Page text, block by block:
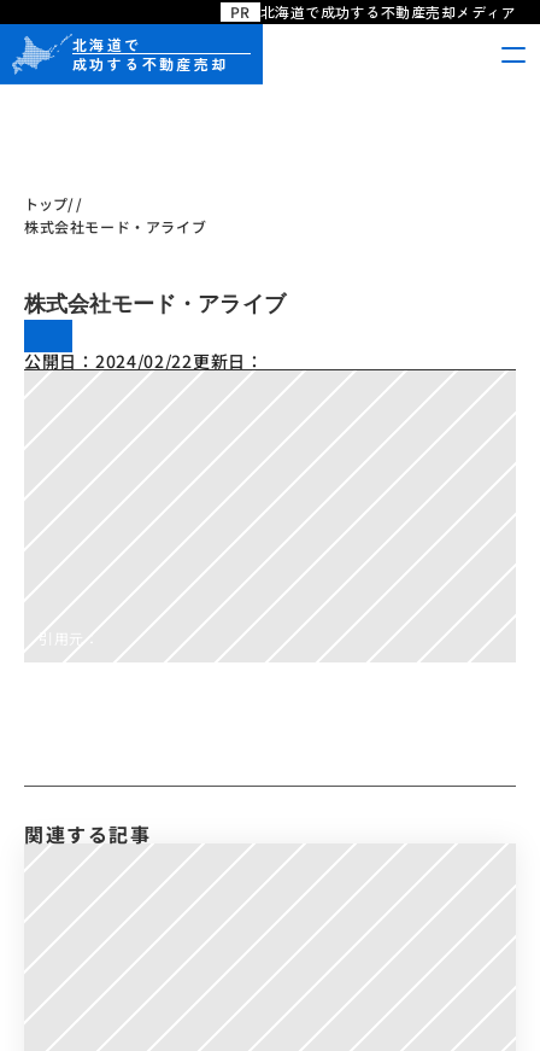
PR 北海道で成功する不動産売却メディア
北海道で
成功する不動産売却
トップ//
株式会社モード・アライブ
株式会社モード・アライブ
公開日： 2024/02/22更新日：
引用元：
関連する記事